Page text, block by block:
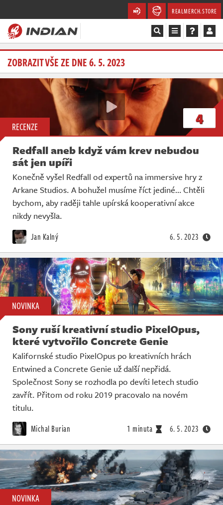
REALMERCH.STORE
Magazín
Soutěže
Databáze
Komunita
Redakce
Živě
ZOBRAZIT VŠE ZE DNE 6. 5. 2023
RECENZE 4
Redfall aneb když vám krev nebudou
sát jen upíři
Konečně vyšel Redfall od expertů na immersive hry z
Arkane Studios. A bohužel musíme říct jediné… Chtěli
bychom, aby raději tahle upírská kooperativní akce
nikdy nevyšla.
Jan Kalný 6. 5. 2023
NOVINKA
Sony ruší kreativní studio PixelOpus,
které vytvořilo Concrete Genie
Kalifornské studio PixelOpus po kreativních hrách
Entwined a Concrete Genie už další nepřidá.
Společnost Sony se rozhodla po devíti letech studio
zavřít. Přitom od roku 2019 pracovalo na novém
titulu.
Michal Burian 1 minuta 6. 5. 2023
NOVINKA